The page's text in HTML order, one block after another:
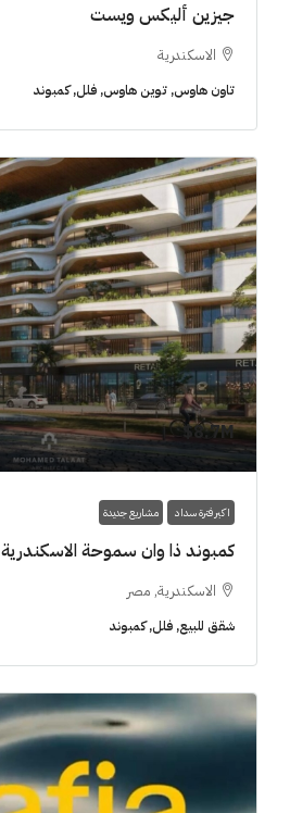
جيزين أليكس ويست
الاسكندرية
تاون هاوس, توين هاوس, فلل, كمبوند
8.7M$
اكبر فترة سداد مشاريع جديدة
كمبوند ذا وان سموحة الاسكندرية
الاسكندرية, مصر
شقق للبيع, فلل, كمبوند